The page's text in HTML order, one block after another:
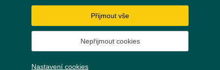
GDPR
Nastavení cookies
Přijmout vše
Nepřijmout cookies
Nastavení cookies